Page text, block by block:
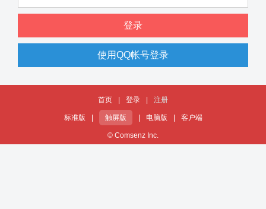
登录
使用QQ帐号登录
首页 登录 注册
标准版 触屏版 电脑版 客户端
© Comsenz Inc.